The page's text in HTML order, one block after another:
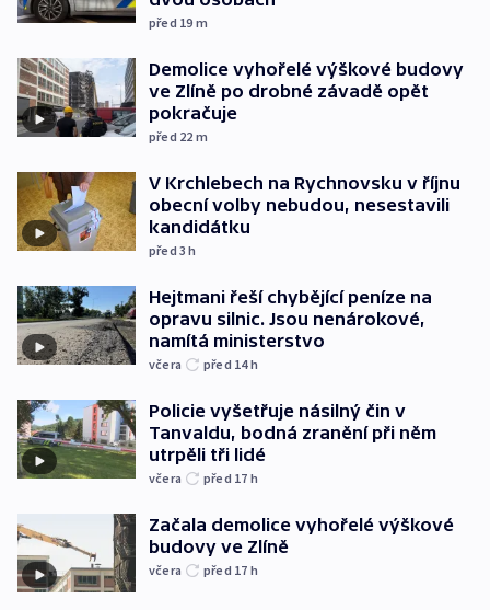
před 19 m
Demolice vyhořelé výškové budovy
ve Zlíně po drobné závadě opět
pokračuje
před 22 m
V Krchlebech na Rychnovsku v říjnu
obecní volby nebudou, nesestavili
kandidátku
před 3h
Hejtmani řeší chybějící peníze na
opravu silnic. Jsou nenárokové,
namítá ministerstvo
včera před 14h
Policie vyšetřuje násilný čin v
Tanvaldu, bodná zranění při něm
utrpěli tři lidé
včera před 17 h
Začala demolice vyhořelé výškové
budovy ve Zlíně
včera před 17 h